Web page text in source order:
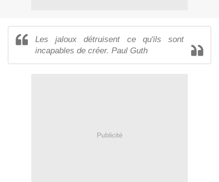
Les jaloux détruisent ce qu'ils sont
incapables de créer. Paul Guth
Publicité